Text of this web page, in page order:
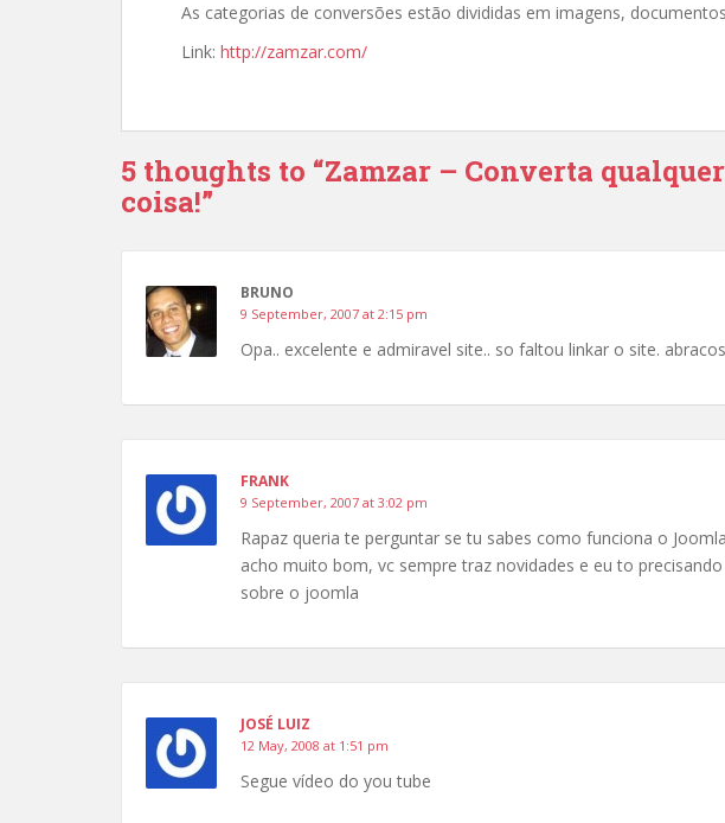
As categorias de conversões estão divididas em imagens,
Link: http://zamzar.com/
5 thoughts to “Zamzar – Converta
coisa!”
BRUNO
9 September, 2007 at 2:15 pm
Opa.. excelente e admiravel site.. so faltou linkar o site. abracos
FRANK
9 September, 2007 at 3:02 pm
Rapaz queria te perguntar se tu sabes como funciona o
acho muito bom, vc sempre traz novidades e eu to
sobre o joomla
JOSÉ LUIZ
12 May, 2008 at 1:51 pm
Segue vídeo do you tube